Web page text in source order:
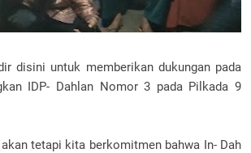
disini untuk memberikan dukungan pada
IDP- Dahlan Nomor 3 pada Pilkada 9
tetapi kita berkomitmen bahwa In- Dah